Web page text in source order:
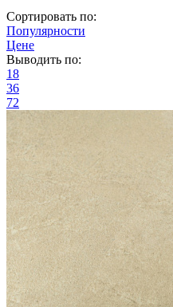
Сортировать по:
Популярности
Цене
Выводить по:
18
36
72